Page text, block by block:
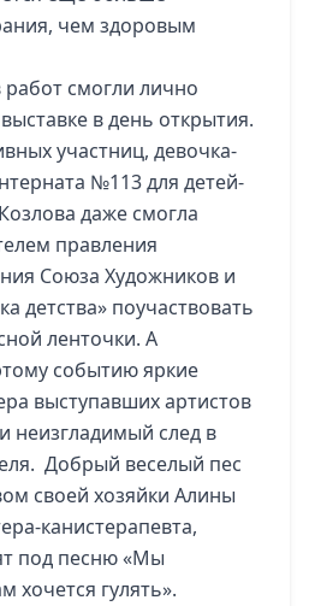
чем здоровым
смогли лично
в день открытия.
участниц, девочка-
№113 для детей-
даже смогла
правления
Союза Художников и
детства» поучаствовать
ленточки. А
событию яркие
выступавших артистов
неизгладимый след в
Добрый веселый пес
своей хозяйки Алины
канистерапевта,
под песню «Мы
хочется гулять».